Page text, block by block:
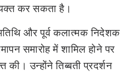
कर सकता है।
और पूर्व कलात्मक निदेशक
समारोह में शामिल होने पर
की। उन्होंने तिब्बती प्रदर्शन